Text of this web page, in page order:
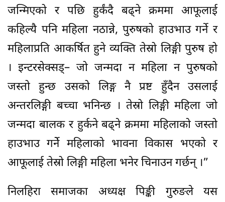
जन्मिएको र पछि हुर्कंदै बढ्ने क्रममा आफूलाई
कहिल्यै पनि महिला नठान्ने, पुरुषको हाउभाउ गर्ने र
महिलाप्रति आकर्षित हुने व्यक्ति तेस्रो लिङ्गी पुरुष हो
। इन्टरसेक्सड्– जो जन्मदा न महिला न पुरुषको
जस्तो हुन्छ उसको लिङ्ग नै प्रष्ट हुँदैन उसलाई
अन्तरलिङ्गी बच्चा भनिन्छ । तेस्रो लिङ्गी महिला जो
जन्मदा बालक र हुर्कने बढ्ने क्रममा महिलाको जस्तो
हाउभाउ गर्नेे महिलाको भावना विकास भएको र
आफूलाई तेस्रो लिङ्गी महिला भनेर चिनाउन गर्छन् ।”
निलहिरा समाजका अध्यक्ष पिङ्की गुरुङले यस